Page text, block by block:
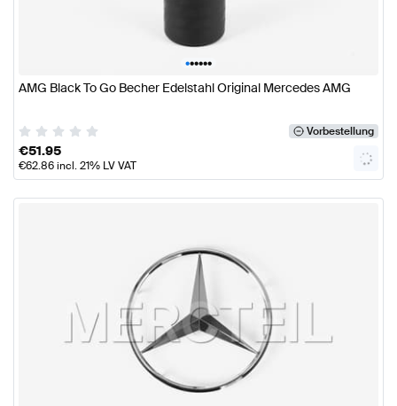
••••••
AMG Black To Go Becher Edelstahl Original Mercedes AMG
Vorbestellung
€51.95
€62.86incl. 21% LV VAT